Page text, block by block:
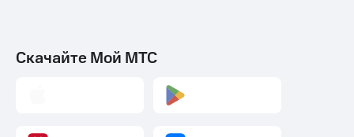
Скачайте Мой МТС